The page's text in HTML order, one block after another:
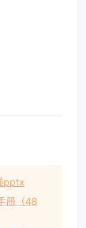
pptx
册（48